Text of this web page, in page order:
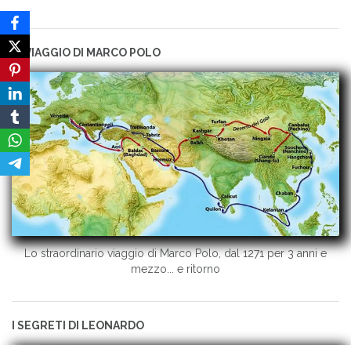
IL VIAGGIO DI MARCO POLO
Lo straordinario viaggio di Marco Polo, dal 1271 per 3 anni e
mezzo... e ritorno
I SEGRETI DI LEONARDO